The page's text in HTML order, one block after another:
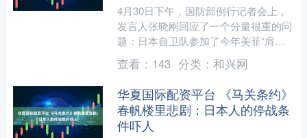
4月30日下午，国防部例行记者会上，
发言人张晓刚回应了一个分量很重的问
题：日本自卫队参加了今年美菲“肩并
肩”联合军演，这是二战结束81年来，
日本作战力量第一次登....
查看： 143 分类： 和兴网
华夏国际配资平台 《马关条约》
春帆楼里悲剧：日本人的停战条
件吓人